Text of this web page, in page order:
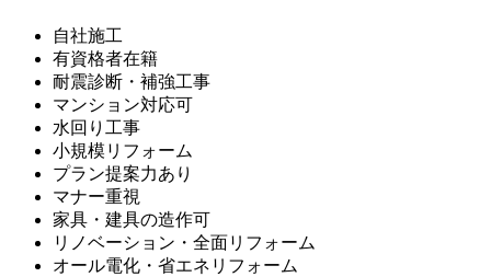
自社施工
有資格者在籍
耐震診断・補強工事
マンション対応可
水回り工事
小規模リフォーム
プラン提案力あり
マナー重視
家具・建具の造作可
リノベーション・全面リフォーム
オール電化・省エネリフォーム